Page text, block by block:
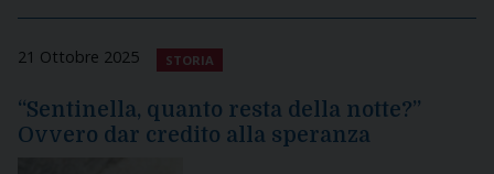
21 Ottobre 2025 STORIA
“Sentinella, quanto resta della notte?”
Ovvero dar credito alla speranza